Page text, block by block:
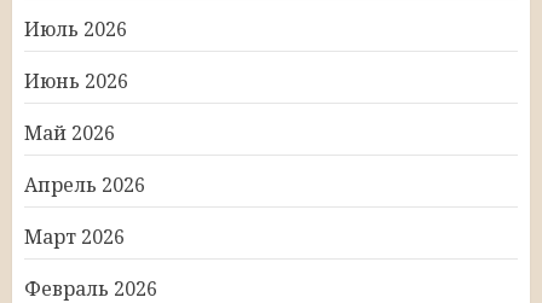
Июль 2026
Июнь 2026
Май 2026
Апрель 2026
Март 2026
Февраль 2026